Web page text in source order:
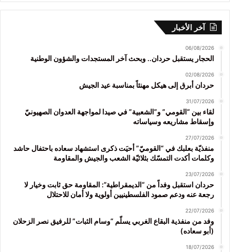
آخر الأخبار
06/08/2026
الحجار يستقبل حردان.. وبحث آخر المستجدات والشؤون الوطنية
02/08/2026
حردان أبرق إلى هيكل مهنئاً بمناسبة عيد الجيش
31/07/2026
لقاء بين “القومي” و”الشعبية” في صيدا لمواجهة العدوان الصهيونيّ
وإسقاط مشاريعه وسياساته
27/07/2026
منفذيّة بعلبك في “القوميّ” أحيَت ذكرى استشهاد سعاده باحتفال حاشد
وكلمات أكدت التمسّك بثلاثيّة الشعب والجيش والمقاومة
23/07/2026
حردان استقبل وفداً من “الديمقراطية”: المقاومة حق ثابت وخيار لا
رجعة عنه ودعم صمود الفلسطينيين أولوية ولا أمان للاحتلال
22/07/2026
وفد من منفذية البقاع الغربي يسلّم “وسام الثبات” للرفيق نصر الزحلان
(أبو سعاده)
18/07/2026